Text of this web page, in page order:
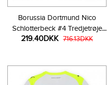
Borussia Dortmund Nico
Schlotterbeck #4 Tredjetrøje
Børn 2025-26 Kortærmet (+
219.40DKK 716.13DKK